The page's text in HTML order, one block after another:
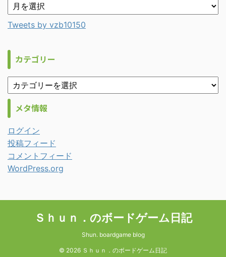
Tweets by vzb10150
カテゴリー
メタ情報
ログイン
投稿フィード
コメントフィード
WordPress.org
Ｓｈｕｎ．のボードゲーム日記
Shun. boardgame blog
© 2026 Ｓｈｕｎ．のボードゲーム日記